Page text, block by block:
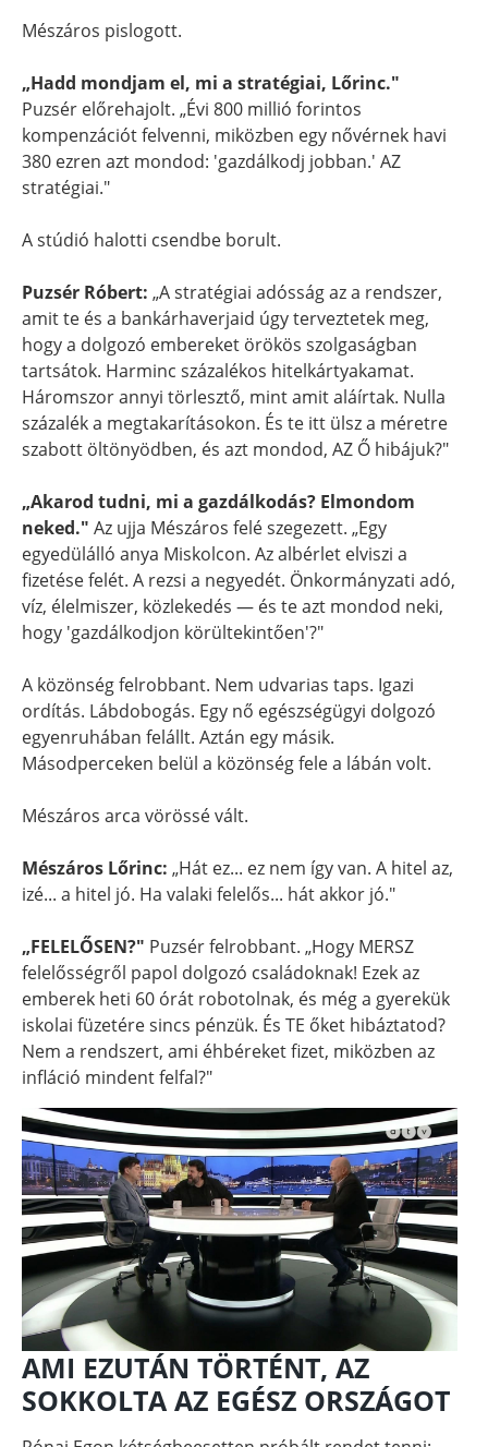
Mészáros pislogott.
„Hadd mondjam el, mi a stratégiai, Lőrinc."
Puzsér előrehajolt. „Évi 800 millió forintos
kompenzációt felvenni, miközben egy nővérnek havi
380 ezren azt mondod: 'gazdálkodj jobban.' AZ
stratégiai."
A stúdió halotti csendbe borult.
Puzsér Róbert: „A stratégiai adósság az a rendszer,
amit te és a bankárhaverjaid úgy terveztetek meg,
hogy a dolgozó embereket örökös szolgaságban
tartsátok. Harminc százalékos hitelkártyakamat.
Háromszor annyi törlesztő, mint amit aláírtak. Nulla
százalék a megtakarításokon. És te itt ülsz a méretre
szabott öltönyödben, és azt mondod, AZ Ő hibájuk?"
„Akarod tudni, mi a gazdálkodás? Elmondom
neked." Az ujja Mészáros felé szegezett. „Egy
egyedülálló anya Miskolcon. Az albérlet elviszi a
fizetése felét. A rezsi a negyedét. Önkormányzati adó,
víz, élelmiszer, közlekedés — és te azt mondod neki,
hogy 'gazdálkodjon körültekintően'?"
A közönség felrobbant. Nem udvarias taps. Igazi
ordítás. Lábdobogás. Egy nő egészségügyi dolgozó
egyenruhában felállt. Aztán egy másik.
Másodperceken belül a közönség fele a lábán volt.
Mészáros arca vörössé vált.
Mészáros Lőrinc: „Hát ez... ez nem így van. A hitel az,
izé... a hitel jó. Ha valaki felelős... hát akkor jó."
„FELELŐSEN?" Puzsér felrobbant. „Hogy MERSZ
felelősségről papol dolgozó családoknak! Ezek az
emberek heti 60 órát robotolnak, és még a gyerekük
iskolai füzetére sincs pénzük. És TE őket hibáztatod?
Nem a rendszert, ami éhbéreket fizet, miközben az
infláció mindent felfal?"
AMI EZUTÁN TÖRTÉNT, AZ
SOKKOLTA AZ EGÉSZ ORSZÁGOT